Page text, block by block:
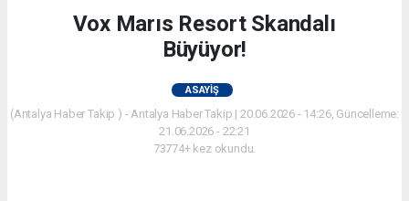
Vox Marıs Resort Skandalı
Büyüyor!
ASAYIŞ
(Antalya Haber Takip ) - Antalya Haber Takip | 20.06.2026 - 14:26, Güncelleme:
21.06.2026 - 22:21
73774+ kez okundu.